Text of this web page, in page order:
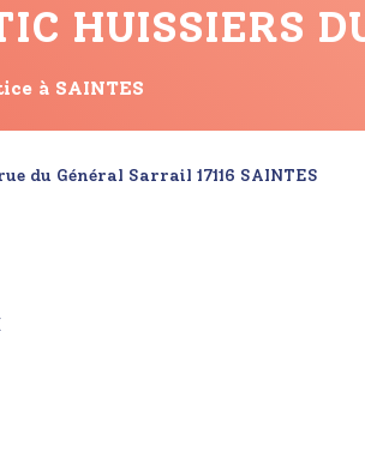
HUISSIERS
à SAINTES
du Général Sarrail 17116 SAINTES